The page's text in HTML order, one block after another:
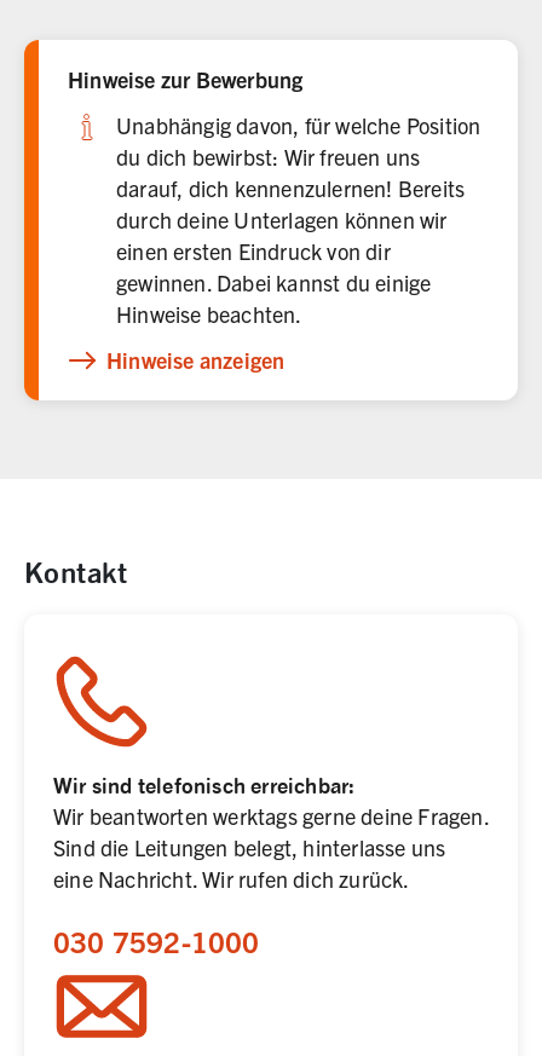
Hinweise zur Bewerbung
Unabhängig davon, für welche Position
du dich bewirbst: Wir freuen uns
darauf, dich kennenzulernen! Bereits
durch deine Unterlagen können wir
einen ersten Eindruck von dir
gewinnen. Dabei kannst du einige
Hinweise beachten.
Hinweise anzeigen
Kontakt
Wir sind telefonisch erreichbar:
Wir beantworten werktags gerne deine Fragen.
Sind die Leitungen belegt, hinterlasse uns
eine Nachricht. Wir rufen dich zurück.
030 7592-1000